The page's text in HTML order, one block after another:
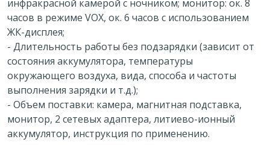
инфракрасной камерой с ночником; монитор: ок. 8
часов в режиме VOX, ок. 6 часов с использованием
ЖК-дисплея;
- Длительность работы без подзарядки (зависит от
состояния аккумулятора, температуры
окружающего воздуха, вида, способа и частоты
выполнения зарядки и т.д.);
- Объем поставки: камера, магнитная подставка,
монитор, 2 сетевых адаптера, литиево-ионный
аккумулятор, инструкция по применению.